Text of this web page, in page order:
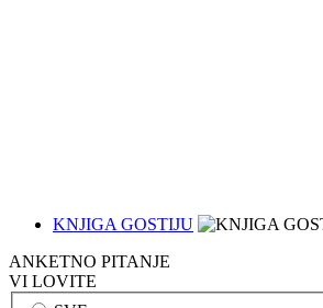
KNJIGA GOSTIJU
ANKETNO PITANJE
VI LOVITE